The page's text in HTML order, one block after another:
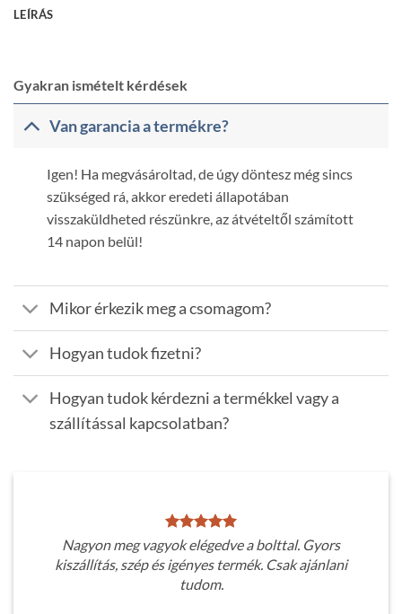
LEÍRÁS
Gyakran ismételt kérdések
Van garancia a termékre?
Igen! Ha megvásároltad, de úgy döntesz még sincs
szükséged rá, akkor eredeti állapotában
visszaküldheted részünkre, az átvételtől számított
14 napon belül!
Mikor érkezik meg a csomagom?
Hogyan tudok fizetni?
Hogyan tudok kérdezni a termékkel vagy a
szállítással kapcsolatban?
Nagyon meg vagyok elégedve a bolttal. Gyors
kiszállítás, szép és igényes termék. Csak ajánlani
tudom.